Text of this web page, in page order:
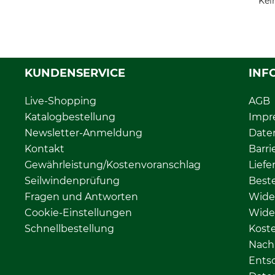
KUNDENSERVICE
Live-Shopping
Katalogbestellung
Newsletter-Anmeldung
Kontakt
Gewährleistung/Kostenvoranschlag
Seilwindenprüfung
Fragen und Antworten
Cookie-Einstellungen
Schnellbestellung
AGB